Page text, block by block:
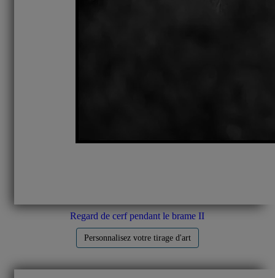
Regard de cerf pendant le brame II
Personnalisez votre tirage d'art